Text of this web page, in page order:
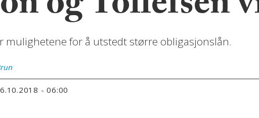
mulighetene for å utstedt større obligasjonslån.
16.10.2018 - 06:00